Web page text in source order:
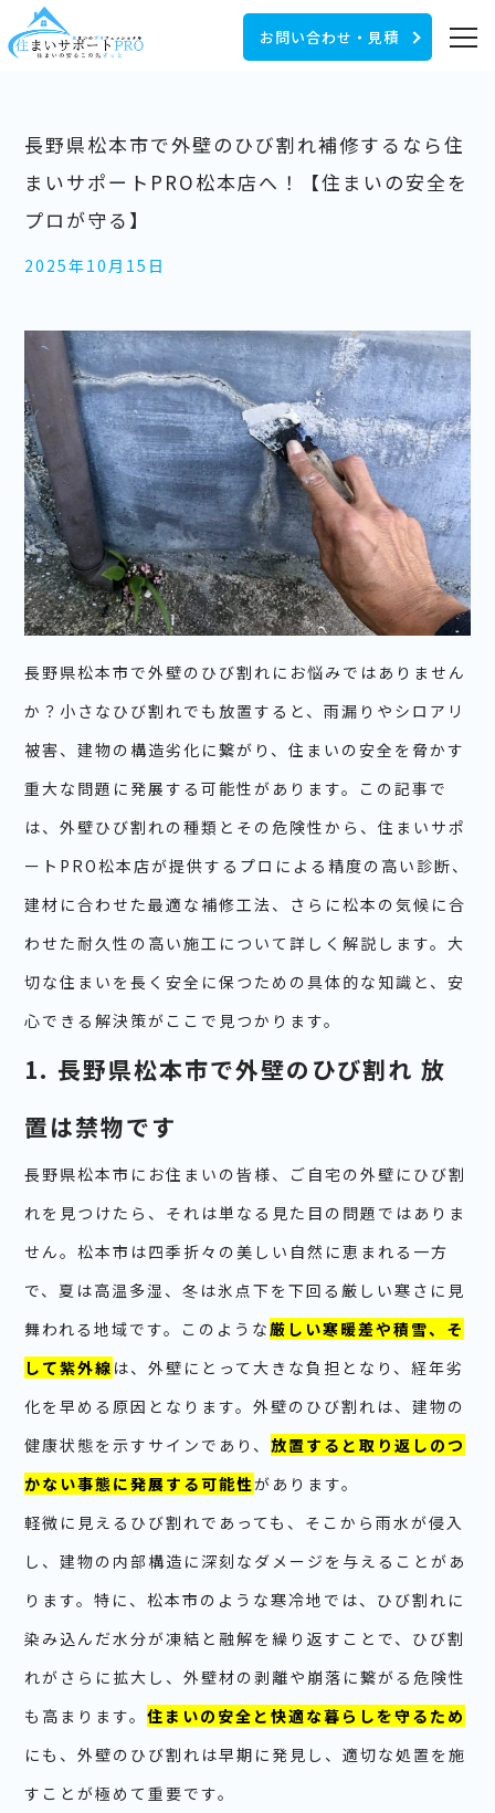
お問い合わせ・見積
長野県松本市で外壁のひび割れ補修するなら住
まいサポートPRO松本店へ！【住まいの安全を
プロが守る】
2025年10月15日
長野県松本市で外壁のひび割れにお悩みではありません
か？小さなひび割れでも放置すると、雨漏りやシロアリ
被害、建物の構造劣化に繋がり、住まいの安全を脅かす
重大な問題に発展する可能性があります。この記事で
は、外壁ひび割れの種類とその危険性から、住まいサポ
ートPRO松本店が提供するプロによる精度の高い診断、
建材に合わせた最適な補修工法、さらに松本の気候に合
わせた耐久性の高い施工について詳しく解説します。大
切な住まいを長く安全に保つための具体的な知識と、安
心できる解決策がここで見つかります。
1. 長野県松本市で外壁のひび割れ 放
置は禁物です
長野県松本市にお住まいの皆様、ご自宅の外壁にひび割
れを見つけたら、それは単なる見た目の問題ではありま
せん。松本市は四季折々の美しい自然に恵まれる一方
で、夏は高温多湿、冬は氷点下を下回る厳しい寒さに見
舞われる地域です。このような厳しい寒暖差や積雪、そ
して紫外線 は、外壁にとって大きな負担となり、経年劣
化を早める原因となります。外壁のひび割れは、建物の
健康状態を示すサインであり、放置すると取り返しのつ
かない事態に発展する可能性があります。
軽微に見えるひび割れであっても、そこから雨水が侵入
し、建物の内部構造に深刻なダメージを与えることがあ
ります。特に、松本市のような寒冷地では、ひび割れに
染み込んだ水分が凍結と融解を繰り返すことで、ひび割
れがさらに拡大し、外壁材の剥離や崩落に繋がる危険性
も高まります。住まいの安全と快適な暮らしを守るため
にも、外壁のひび割れは早期に発見し、適切な処置を施
すことが極めて重要です。